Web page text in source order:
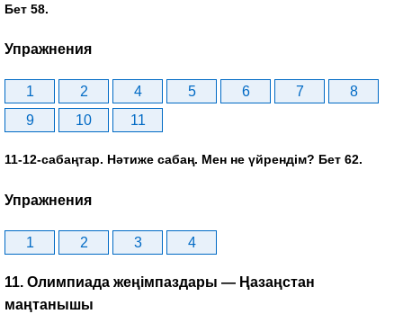
Бет 58.
Упражнения
1 2 4 5 6 7
8
9
10 11
11-12-сабаңтар. Нәтиже сабаң. Мен не үйрендім? Бет 62.
Упражнения
1 2 3 4
11. Олимпиада жеңімпаздары — Ңазаңстан
маңтанышы